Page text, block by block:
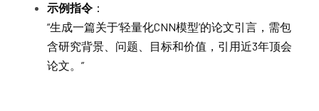
示例指令 ：
“生成一篇关于‘轻量化CNN模型’的论文引言，需包
含研究背景、问题、目标和价值，引用近3年顶会
论文。”